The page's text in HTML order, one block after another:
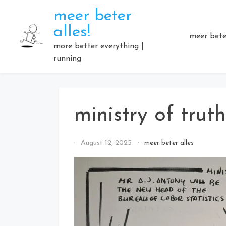
content
meer beter
alles!
more better everything |
running
meer
ministry of truth
ByAugust 12, 2025 meer beter alles